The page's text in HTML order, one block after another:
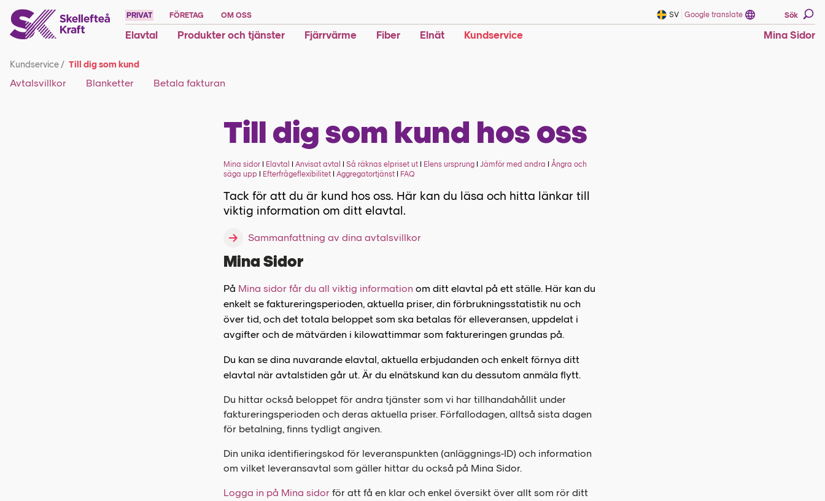
PRIVAT FÖRETAG OM OSS SV Google translate Sök
Elavtal Produkter och tjänster Fjärrvärme Fiber Elnät Kundservice Mina Sidor
Kundservice/ Till dig som kund
Avtalsvillkor Blanketter Betala fakturan
Till dig som kund hos oss
Mina sidor Elavtal Anvisat avtal Så räknas elpriset ut Elens ursprung Jämför med andra
Ångra och
säga upp
Efterfrågeflexibilitet Aggregatortjänst FAQ
Tack för att du är kund hos oss. Här kan du läsa och hitta länkar till
viktig information om ditt elavtal.
Sammanfattning av dina avtalsvillkor
Mina Sidor
På Mina sidor får du all viktig information om ditt elavtal på ett ställe. Här kan du
enkelt se faktureringsperioden, aktuella priser, din förbrukningsstatistik nu och
över tid, och det totala beloppet som ska betalas för elleveransen, uppdelat i
avgifter och de mätvärden i kilowattimmar som faktureringen grundas på.
Du kan se dina nuvarande elavtal, aktuella erbjudanden och enkelt förnya ditt
elavtal när avtalstiden går ut. Är du elnätskund kan du dessutom anmäla flytt.
Du hittar också beloppet för andra tjänster som vi har tillhandahållit under
faktureringsperioden och deras aktuella priser. Förfallodagen, alltså sista dagen
för betalning, finns tydligt angiven.
Din unika identifieringskod för leveranspunkten (anläggnings-ID) och information
om vilket leveransavtal som gäller hittar du också på Mina Sidor.
Logga in på Mina sidor för att få en klar och enkel översikt över allt som rör ditt